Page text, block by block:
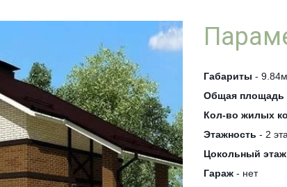
Габариты -
Общая площадь
Кол-во жилых
Этажность - 2
Цокольный этаж
Гараж - нет